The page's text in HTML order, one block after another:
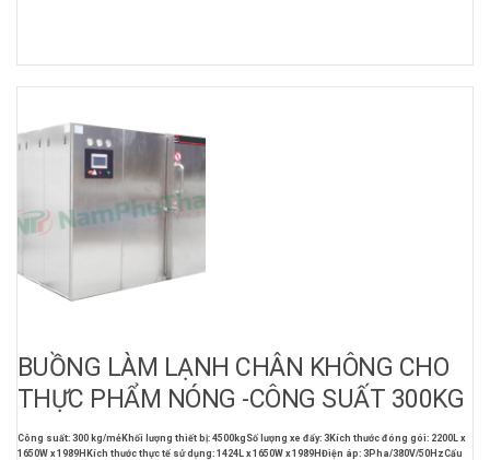
Điện áp: 380V/3P/50Hz
BUỒNG LÀM LẠNH CHÂN KHÔNG CHO
THỰC PHẨM NÓNG -CÔNG SUẤT 300KG
Công suất: 300 kg/mẻKhối lượng thiết bị: 4500kg Số lượng xe đẩy: 3Kích thước đóng gói: 2200L x
1650W x 1989H Kích thước thực tế sử dụng: 1424L x 1650W x 1989H Điện áp: 3Pha/380V/50HzCấu